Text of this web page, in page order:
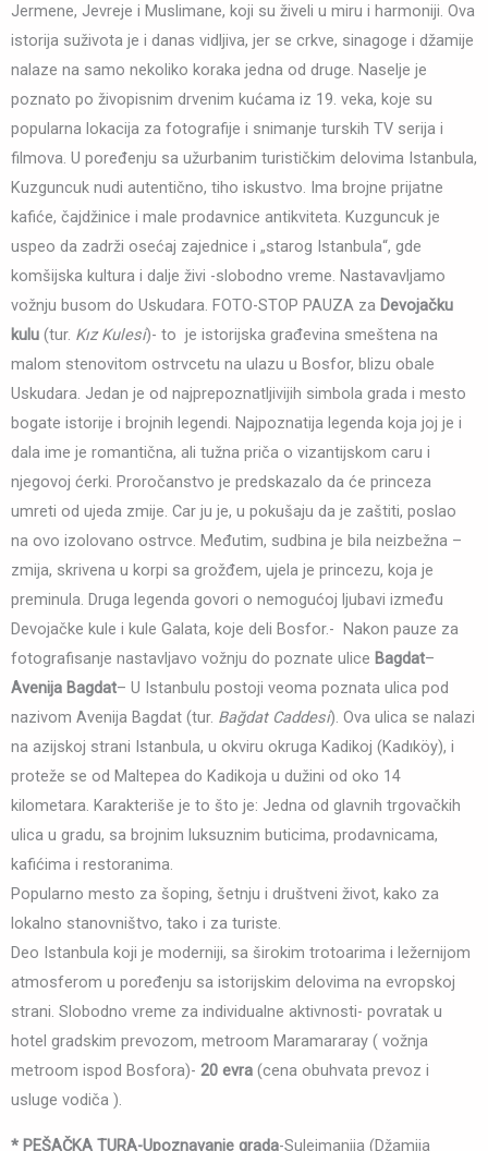
Jermene, Jevreje i Muslimane, koji su živeli u miru i harmoniji. Ova
istorija suživota je i danas vidljiva, jer se crkve, sinagoge i džamije
nalaze na samo nekoliko koraka jedna od druge. Naselje je
poznato po živopisnim drvenim kućama iz 19. veka, koje su
popularna lokacija za fotografije i snimanje turskih TV serija i
filmova. U poređenju sa užurbanim turističkim delovima Istanbula,
Kuzguncuk nudi autentično, tiho iskustvo. Ima brojne prijatne
kafiće, čajdžinice i male prodavnice antikviteta. Kuzguncuk je
uspeo da zadrži osećaj zajednice i „starog Istanbula“, gde
komšijska kultura i dalje živi -slobodno vreme. Nastavavljamo
vožnju busom do Uskudara. FOTO-STOP PAUZA za Devojačku
kulu (tur. Kız Kulesi)- to je istorijska građevina smeštena na
malom stenovitom ostrvcetu na ulazu u Bosfor, blizu obale
Uskudara. Jedan je od najprepoznatljivijih simbola grada i mesto
bogate istorije i brojnih legendi. Najpoznatija legenda koja joj je i
dala ime je romantična, ali tužna priča o vizantijskom caru i
njegovoj ćerki. Proročanstvo je predskazalo da će princeza
umreti od ujeda zmije. Car ju je, u pokušaju da je zaštiti, poslao
na ovo izolovano ostrvce. Međutim, sudbina je bila neizbežna –
zmija, skrivena u korpi sa grožđem, ujela je princezu, koja je
preminula. Druga legenda govori o nemogućoj ljubavi između
Devojačke kule i kule Galata, koje deli Bosfor.- Nakon pauze za
fotografisanje nastavljavo vožnju do poznate ulice Bagdat–
Avenija Bagdat– U Istanbulu postoji veoma poznata ulica pod
nazivom Avenija Bagdat (tur. Bağdat Caddesi). Ova ulica se nalazi
na azijskoj strani Istanbula, u okviru okruga Kadikoj (Kadıköy), i
proteže se od Maltepea do Kadikoja u dužini od oko 14
kilometara. Karakteriše je to što je: Jedna od glavnih trgovačkih
ulica u gradu, sa brojnim luksuznim buticima, prodavnicama,
kafićima i restoranima.
Popularno mesto za šoping, šetnju i društveni život, kako za
lokalno stanovništvo, tako i za turiste.
Deo Istanbula koji je moderniji, sa širokim trotoarima i ležernijom
atmosferom u poređenju sa istorijskim delovima na evropskoj
strani. Slobodno vreme za individualne aktivnosti- povratak u
hotel gradskim prevozom, metroom Maramararay ( vožnja
metroom ispod Bosfora)- 20 evra (cena obuhvata prevoz i
usluge vodiča ).
* PEŠAČKA TURA-Upoznavanje grada-Sulejmanija (Džamija